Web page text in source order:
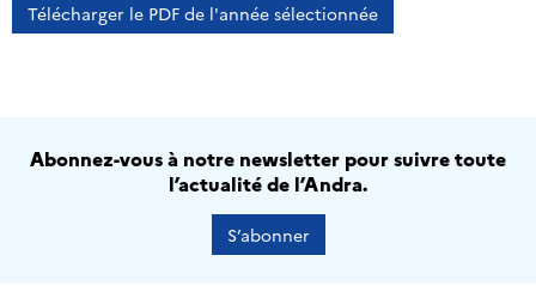
Télécharger le PDF de l'année sélectionnée
Abonnez-vous à notre newsletter pour suivre toute
l’actualité de l’Andra.
S’abonner